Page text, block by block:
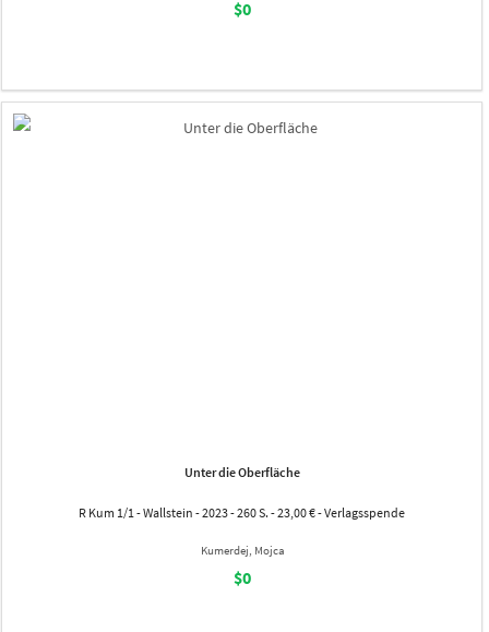
$0
Unter die Oberfläche
R Kum 1/1 - Wallstein - 2023 - 260 S. - 23,00 € - Verlagsspende
Kumerdej, Mojca
$0